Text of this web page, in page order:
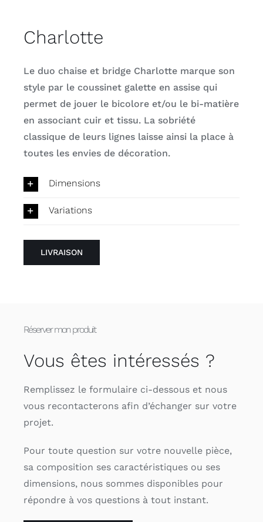
Charlotte
Le duo chaise et bridge Charlotte marque son
style par le coussinet galette en assise qui
permet de jouer le bicolore et/ou le bi-matière
en associant cuir et tissu. La sobriété
classique de leurs lignes laisse ainsi la place à
toutes les envies de décoration.
Dimensions
Variations
LIVRAISON
Réserver mon produit
Vous êtes intéressés ?
Remplissez le formulaire ci-dessous et nous
vous recontacterons afin d’échanger sur votre
projet.
Pour toute question sur votre nouvelle pièce,
sa composition ses caractéristiques ou ses
dimensions, nous sommes disponibles pour
répondre à vos questions à tout instant.